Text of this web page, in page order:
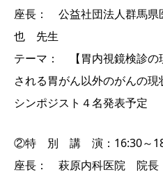
座長： 公益社団法人群馬
也 先生
テーマ： 【胃内視鏡検診の
される胃がん以外のがんの現
シンポジスト４名発表予定
②特 別 講 演：16:30～
座長： 萩原内科医院 院